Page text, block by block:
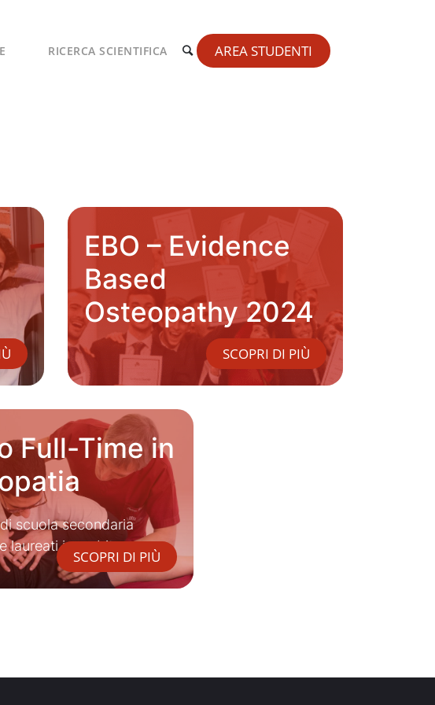
RICERCA SCIENTIFICA AREA STUDENTI
EBO – Evidence
Based
Osteopathy 2024
SCOPRI DI PIÙ
Full-Time in
scuola secondaria
laureati in ambito non
SCOPRI DI PIÙ